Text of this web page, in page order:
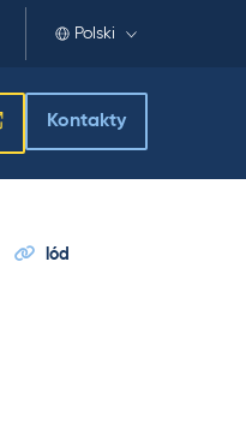
Polski
Kontakty
lód